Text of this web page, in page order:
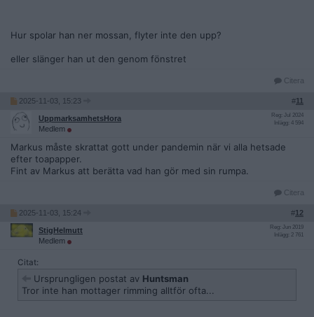
Hur spolar han ner mossan, flyter inte den upp?
eller slänger han ut den genom fönstret
Citera
2025-11-03, 15:23 #11
UppmarksamhetsHora
Medlem
Reg: Jul 2024
Inlägg: 4 594
Markus måste skrattat gott under pandemin när vi alla hetsade
efter toapapper.
Fint av Markus att berätta vad han gör med sin rumpa.
Citera
2025-11-03, 15:24 #12
StigHelmutt
Medlem
Reg: Jun 2019
Inlägg: 2 761
Citat:
Ursprungligen postat av Huntsman
Tror inte han mottager rimming alltför ofta...